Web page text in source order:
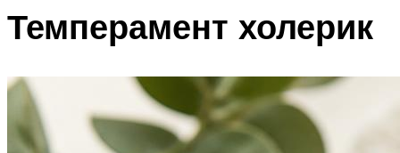
Темперамент холерик